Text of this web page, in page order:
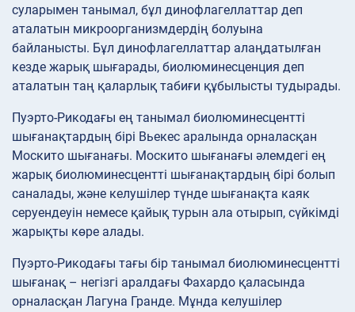
сулары​мен танымал, бұл динофлагеллаттар деп
аталатын микроорганизмдердің болуына
байланысты. Бұл динофлагеллаттар алаңдатылған
кезде жарық шығарады, биолюминесценция деп
аталатын таң қаларлық табиғи құбылысты тудырады.
Пуэрто-Рикодағы ең танымал биолюминесцентті
шығанақтардың бірі Вьекес аралында орналасқан
Москито шығанағы. Москито шығанағы әлемдегі ең
жарық биолюминесцентті шығанақтардың бірі болып
саналады, және келушілер түнде шығанақта каяк
серуендеуін немесе қайық турын ала отырып, сүйкімді
жарықты көре алады.
Пуэрто-Рикодағы тағы бір танымал биолюминесцентті
шығанақ – негізгі аралдағы Фахардо қаласында
орналасқан Лагуна Гранде. Мұнда келушілер